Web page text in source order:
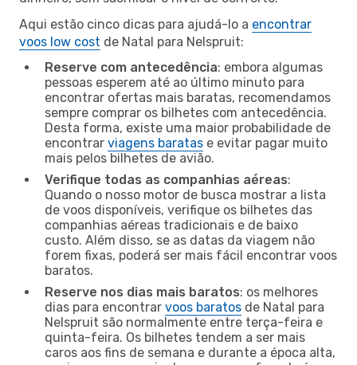
Aqui estão cinco dicas para ajudá-lo a encontrar
voos low cost de Natal para Nelspruit:
Reserve com antecedência: embora algumas
pessoas esperem até ao último minuto para
encontrar ofertas mais baratas, recomendamos
sempre comprar os bilhetes com antecedência.
Desta forma, existe uma maior probabilidade de
encontrar viagens baratas e evitar pagar muito
mais pelos bilhetes de avião.
Verifique todas as companhias aéreas:
Quando o nosso motor de busca mostrar a lista
de voos disponíveis, verifique os bilhetes das
companhias aéreas tradicionais e de baixo
custo. Além disso, se as datas da viagem não
forem fixas, poderá ser mais fácil encontrar voos
baratos.
Reserve nos dias mais baratos: os melhores
dias para encontrar voos baratos de Natal para
Nelspruit são normalmente entre terça-feira e
quinta-feira. Os bilhetes tendem a ser mais
caros aos fins de semana e durante a época alta,